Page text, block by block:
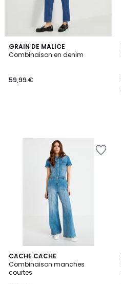
GRAIN DE MALICE
Combinaison en denim
59,99 €
CACHE CACHE
Combinaison manches
courtes